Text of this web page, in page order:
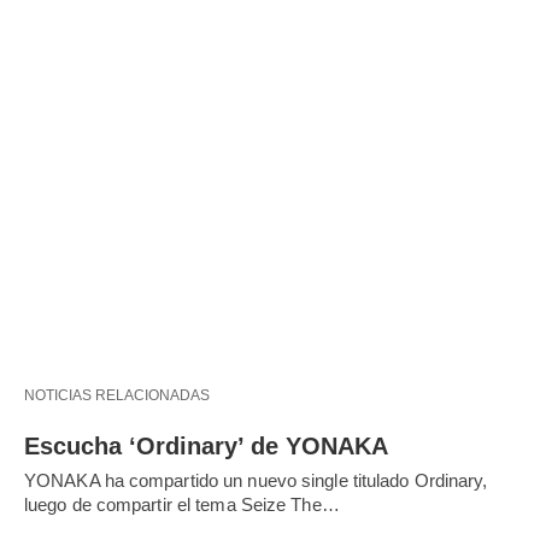
NOTICIAS RELACIONADAS
Escucha ‘Ordinary’ de YONAKA
YONAKA ha compartido un nuevo single titulado Ordinary,
luego de compartir el tema Seize The…